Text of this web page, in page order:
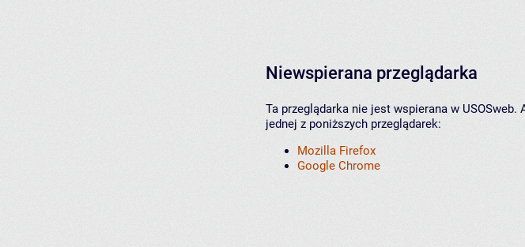
Niewspierana przeglądarka
Ta przeglądarka nie jest wspierana w
jednej z poniższych przeglądarek:
Mozilla Firefox
Google Chrome